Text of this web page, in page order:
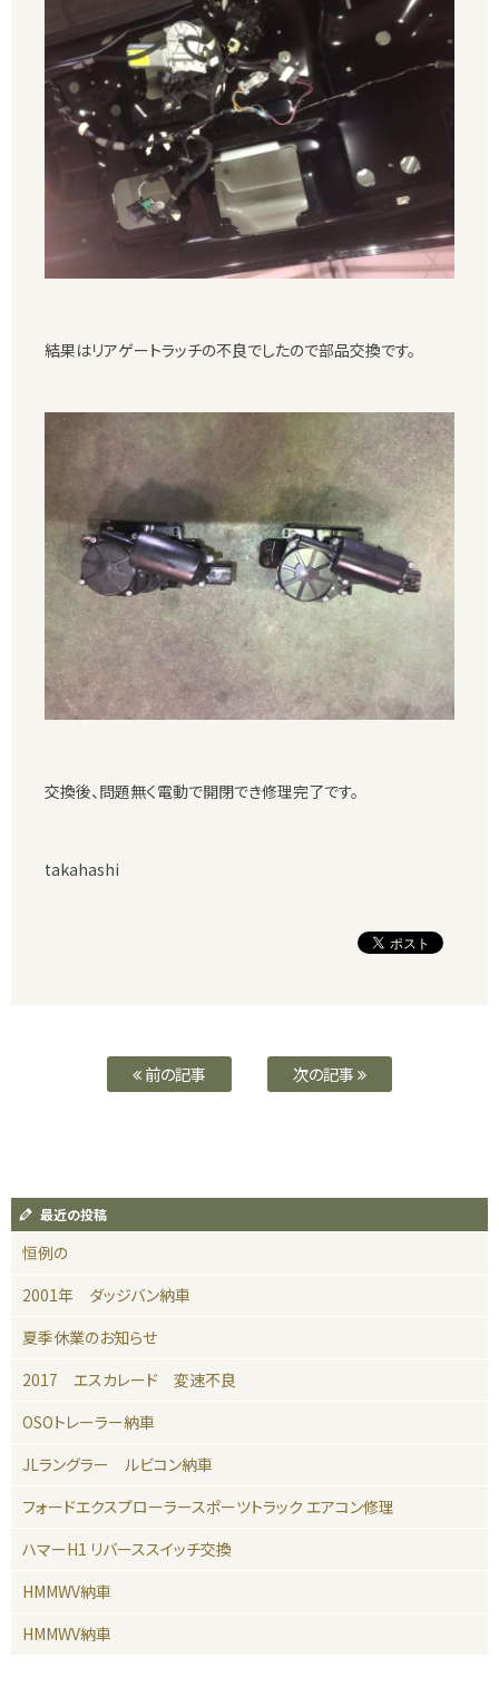
結果はリアゲートラッチの不良でしたので部品交換です。
交換後、問題無く電動で開閉でき修理完了です。
takahashi
前の記事 次の記事
最近の投稿
恒例の
2001年 ダッジバン納車
夏季休業のお知らせ
2017 エスカレード 変速不良
OSOトレーラー納車
JLラングラー ルビコン納車
フォードエクスプローラースポーツトラック エアコン修理
ハマーH1 リバーススイッチ交換
HMMWV納車
HMMWV納車